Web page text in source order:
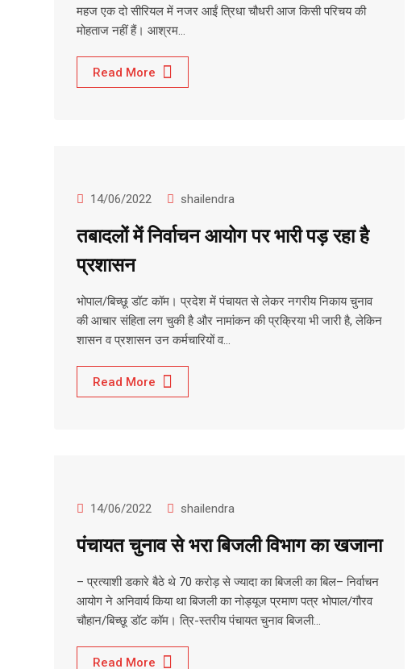
महज एक दो सीरियल में नजर आईं त्रिधा चौधरी आज किसी परिचय की
मोहताज नहीं हैं। आश्रम…
Read More
14/06/2022 shailendra
तबादलों में निर्वाचन आयोग पर भारी पड़ रहा है
प्रशासन
भोपाल/बिच्छू डॉट कॉम। प्रदेश में पंचायत से लेकर नगरीय निकाय चुनाव
की आचार संहिता लग चुकी है और नामांकन की प्रक्रिया भी जारी है, लेकिन
शासन व प्रशासन उन कर्मचारियों व…
Read More
14/06/2022 shailendra
पंचायत चुनाव से भरा बिजली विभाग का खजाना
– प्रत्याशी डकारे बैठे थे 70 करोड़ से ज्यादा का बिजली का बिल– निर्वाचन
आयोग ने अनिवार्य किया था बिजली का नोड्यूज प्रमाण पत्र भोपाल/गौरव
चौहान/बिच्छू डॉट कॉम। त्रि-स्तरीय पंचायत चुनाव बिजली…
Read More